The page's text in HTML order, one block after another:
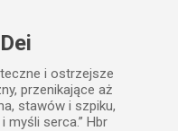
i ostrzejsze
przenikające aż
stawów i szpiku,
myśli serca.” Hbr